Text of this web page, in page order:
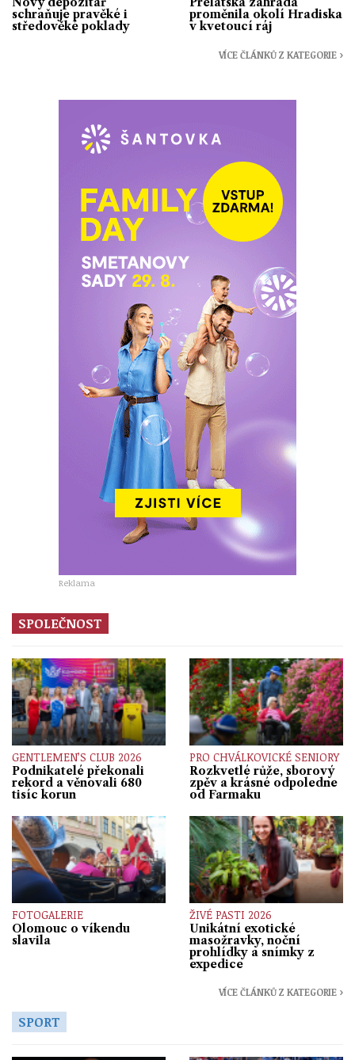
schraňuje pravěké i
středověké poklady
proměnila okolí Hradiska
v kvetoucí ráj
VÍCE ČLÁNKŮ Z KATEGORIE ›
Reklama
SPOLEČNOST
GENTLEMEN’S CLUB 2026
Podnikatelé překonali
rekord a věnovali 680
tisíc korun
PRO CHVÁLKOVICKÉ SENIORY
Rozkvetlé růže, sborový
zpěv a krásné odpoledne
od Farmaku
FOTOGALERIE
Olomouc o víkendu
slavila
ŽIVÉ PASTI 2026
Unikátní exotické
masožravky, noční
prohlídky a snímky z
expedice
VÍCE ČLÁNKŮ Z KATEGORIE ›
SPORT